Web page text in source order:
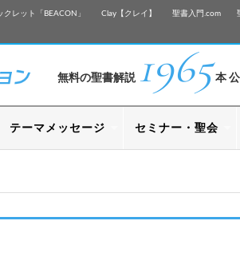
クレット「BEACON」 Clay【クレイ】 聖書入門.com
無料の聖書解説 1965 本
テーマメッセージ セミナー・聖会